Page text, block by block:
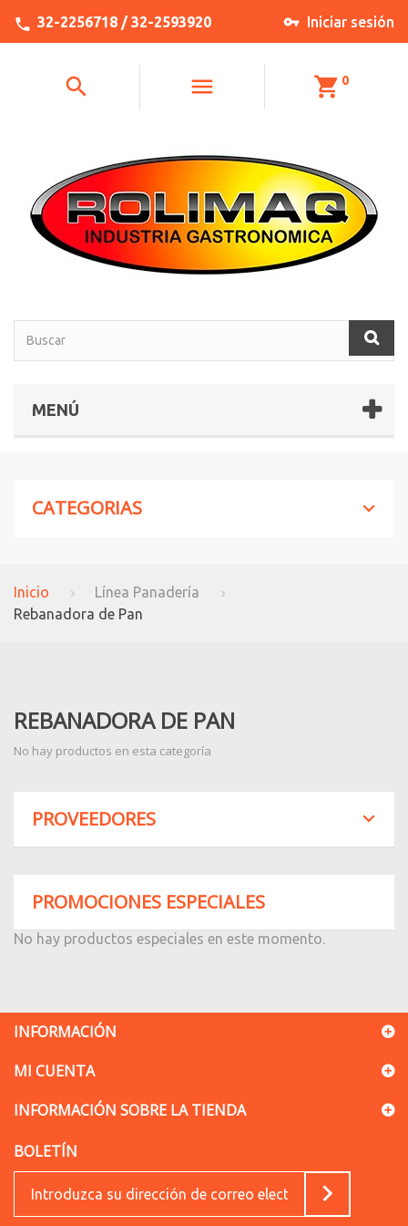
Iniciar sesión
32-2256718 / 32-2593920
0
MENÚ
CATEGORIAS
Inicio
Línea Panadería
Rebanadora de Pan
REBANADORA DE PAN
No hay productos en esta categoría
PROVEEDORES
PROMOCIONES ESPECIALES
No hay productos especiales en este momento.
INFORMACIÓN
MI CUENTA
INFORMACIÓN SOBRE LA TIENDA
BOLETÍN